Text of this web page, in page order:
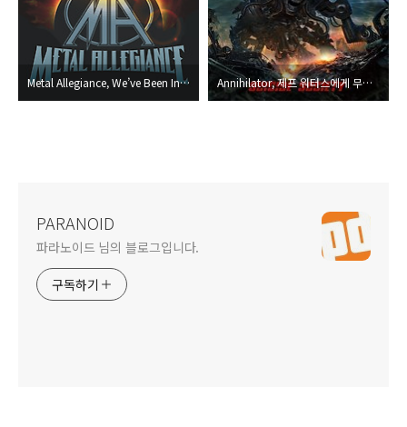
Metal Allegiance, We’ve Been Invited To The All-Star Game! Annihilator, 제프 워터스에게 무슨 일이?
PARANOID
파라노이드 님의 블로그입니다.
구독하기